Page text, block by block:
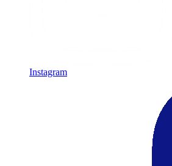
Instagram